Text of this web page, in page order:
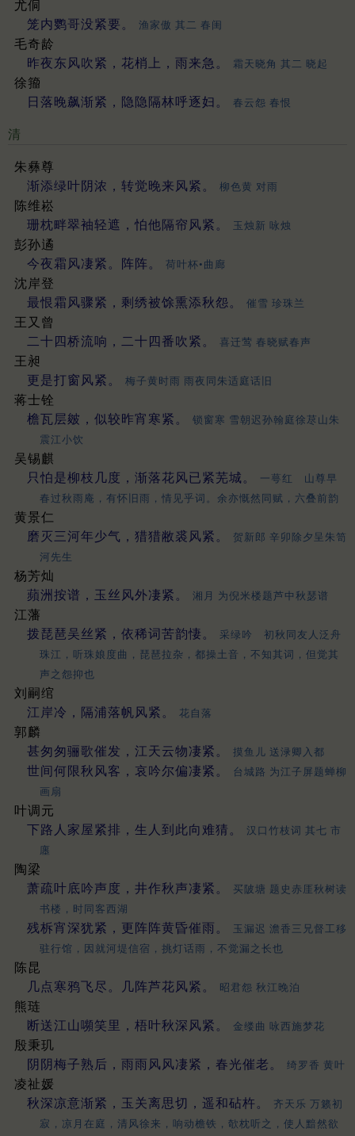
尤侗
笼内鹦哥没紧要。
渔家傲 其二 春闺
毛奇龄
昨夜东风吹紧，花梢上，雨来急。
霜天晓角 其二 晓起
徐籀
日落晚飙渐紧，隐隐隔林呼逐妇。
春云怨 春恨
清
朱彝尊
渐添绿叶阴浓，转觉晚来风紧。
柳色黄 对雨
陈维崧
珊枕畔翠袖轻遮，怕他隔帘风紧。
玉烛新 咏烛
彭孙遹
今夜霜风凄紧。阵阵。
荷叶杯•曲廊
沈岸登
最恨霜风骤紧，剩绣被馀熏添秋怨。
催雪 珍珠兰
王又曾
二十四桥流响，二十四番吹紧。
喜迁莺 春晓赋春声
王昶
更是打窗风紧。
梅子黄时雨 雨夜同朱适庭话旧
蒋士铨
檐瓦层皴，似较昨宵寒紧。
锁窗寒 雪朝迟孙翰庭徐荩山朱
震江小饮
吴锡麒
只怕是柳枝几度，渐落花风已紧芜城。
一萼红 山尊早
春过秋雨庵，有怀旧雨，情见乎词。余亦慨然同赋，六叠前韵
黄景仁
磨灭三河年少气，猎猎敝裘风紧。
贺新郎 辛卯除夕呈朱笥
河先生
杨芳灿
蘋洲按谱，玉丝风外凄紧。
湘月 为倪米楼题芦中秋瑟谱
江藩
拨琵琶吴丝紧，依稀词苦韵悽。
采绿吟 初秋同友人泛舟
珠江，听珠娘度曲，琵琶拉杂，都操土音，不知其词，但觉其
声之怨抑也
刘嗣绾
江岸冷，隔浦落帆风紧。
花自落
郭麟
甚匆匆骊歌催发，江天云物凄紧。
摸鱼儿 送渌卿入都
世间何限秋风客，哀吟尔偏凄紧。
台城路 为江子屏题蝉柳
画扇
叶调元
下路人家屋紧排，生人到此向难猜。
汉口竹枝词 其七 市
廛
陶梁
萧疏叶底吟声度，井作秋声凄紧。
买陂塘 题史赤厓秋树读
书楼，时同客西湖
残柝宵深犹紧，更阵阵黄昏催雨。
玉漏迟 澹香三兄督工移
驻行馆，因就河堤信宿，挑灯话雨，不觉漏之长也
陈昆
几点寒鸦飞尽。几阵芦花风紧。
昭君怨 秋江晚泊
熊琏
断送江山嚬笑里，梧叶秋深风紧。
金缕曲 咏西施梦花
殷秉玑
阴阴梅子熟后，雨雨风风凄紧，春光催老。
绮罗香 黄叶
凌祉媛
秋深凉意渐紧，玉关离思切，遥和砧杵。
齐天乐 万籁初
寂，凉月在庭，清风徐来，响动檐铁，欹枕听之，使人黯然欲